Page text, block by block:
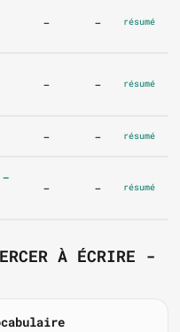
- - résumé
- - résumé
- - résumé
- - résumé
À ÉCRIRE -